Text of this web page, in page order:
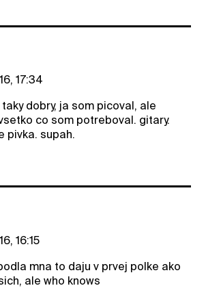
17:34
taky dobry, ja som picoval, ale
co som potreboval. gitary.
pivka. supah.
16:15
mna to daju v prvej polke ako
ale who knows